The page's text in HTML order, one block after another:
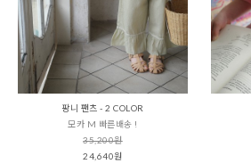
팡니 팬츠 - 2 COLOR
모카 M 빠른배송 !
35,200원
24,640원